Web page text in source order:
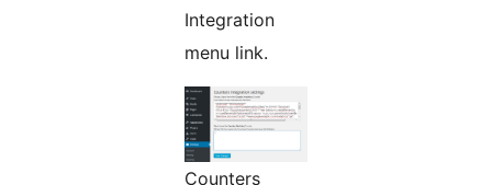
Integration
menu link.
Counters